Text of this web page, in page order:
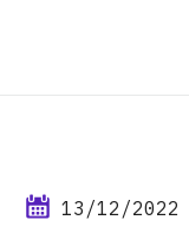
13/12/2022